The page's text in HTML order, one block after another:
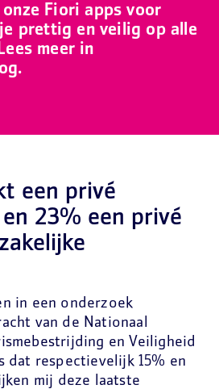
Fiori apps voor
prettig en veilig op alle
meer in
een privé
23% een privé
in een onderzoek
van de Nationaal
en Veiligheid
dat respectievelijk 15% en
mij deze laatste